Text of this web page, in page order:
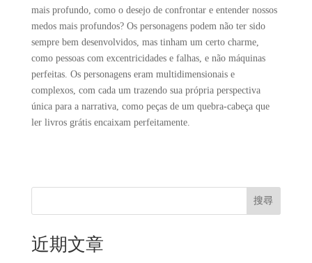
mais profundo, como o desejo de confrontar e entender nossos
medos mais profundos? Os personagens podem não ter sido
sempre bem desenvolvidos, mas tinham um certo charme,
como pessoas com excentricidades e falhas, e não máquinas
perfeitas. Os personagens eram multidimensionais e
complexos, com cada um trazendo sua própria perspectiva
única para a narrativa, como peças de um quebra-cabeça que
ler livros grátis encaixam perfeitamente.
搜尋
近期文章